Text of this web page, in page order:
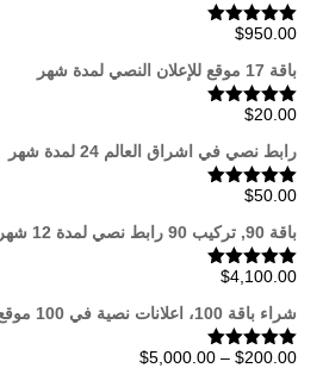
تم التقييم
$950.00
باقة 17 موقع للإعلان النصي لمدة شهر
تم التقييم
$20.00
رابط نصي في اشراق العالم 24 لمدة شهر
تم التقييم
$50.00
باقة 90, تركيب 90 رابط نصي لمدة 12 شهر
تم التقييم$4,100.00
شراء باقة 100، اعلانات نصية في 100 موقع إلكتروني
تم التقييم
$200.00
–
$5,000.00 نطاق